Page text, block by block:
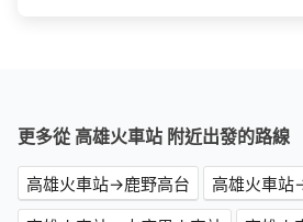
更多從 高雄火車站 附近出發的路線
高雄火車站→鹿野高台
高雄火車站